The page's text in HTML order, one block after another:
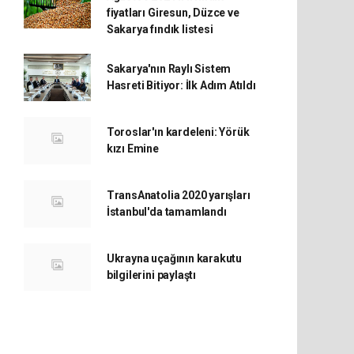
fiyatları Giresun, Düzce ve
Sakarya fındık listesi
Sakarya'nın Raylı Sistem
Hasreti Bitiyor: İlk Adım Atıldı
Toroslar'ın kardeleni: Yörük
kızı Emine
TransAnatolia 2020 yarışları
İstanbul'da tamamlandı
Ukrayna uçağının karakutu
bilgilerini paylaştı